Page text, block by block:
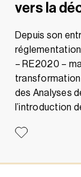
vers la
Depuis son
– RE2020 –
transformation
des Analyses
l’introduction